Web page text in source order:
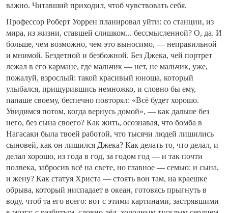
важно. Читавший приходил, чтоб чувствовать себя.
Профессор Роберт Уоррен планировал уйти: со станции, из
мира, из жизни, ставшей слишком... бессмысленной? О, да. И
больше, чем возможно, чем это выносимо, — неправильной
и мнимой. Бездетной и безбожной. Без Джека, чей портрет
лежал в его кармане, где мальчик — нет, не мальчик, уже,
пожалуй, взрослый: такой красивый юноша, который
улыбался, прищурившись немножко, и словно бы ему,
папаше своему, беспечно повторял: «Всё будет хорошо.
Увидимся потом, когда вернусь домой», — как дальше без
него, без сына своего? Как жить, осознавая, что бомба в
Нагасаки была твоей работой, что тысячи людей лишились
сыновей, как он лишился Джека? Как делать то, что делал, и
делал хорошо, из года в год, за годом год — и так почти
полвека, забросив всё на свете, но главное — семью: и сына,
и жену? Как статуя Христа — стоять вон там, на краешке
обрыва, который ниспадает в океан, готовясь прыгнуть в
воду, чтоб та его всего: вот с этими картинами, застрявшими